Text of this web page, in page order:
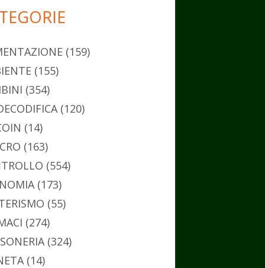
(159)
(155)
(354)
(120)
(14)
(163)
(554)
(173)
(55)
(274)
(324)
(14)